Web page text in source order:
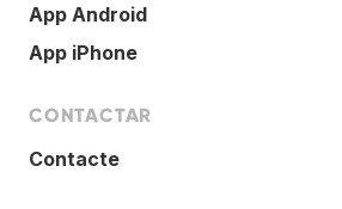
App Android
App iPhone
CONTACTAR
Contacte